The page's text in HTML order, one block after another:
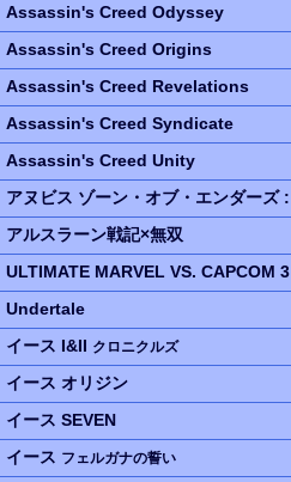
Assassin's Creed Odyssey
Assassin's Creed Origins
Assassin's Creed Revelations
Assassin's Creed Syndicate
Assassin's Creed Unity
アヌビス ゾーン・オブ・エンダーズ:
アルスラーン戦記×無双
ULTIMATE MARVEL VS. CAPCOM 3
Undertale
イース I&II クロニクルズ
イース オリジン
イース SEVEN
イース フェルガナの誓い